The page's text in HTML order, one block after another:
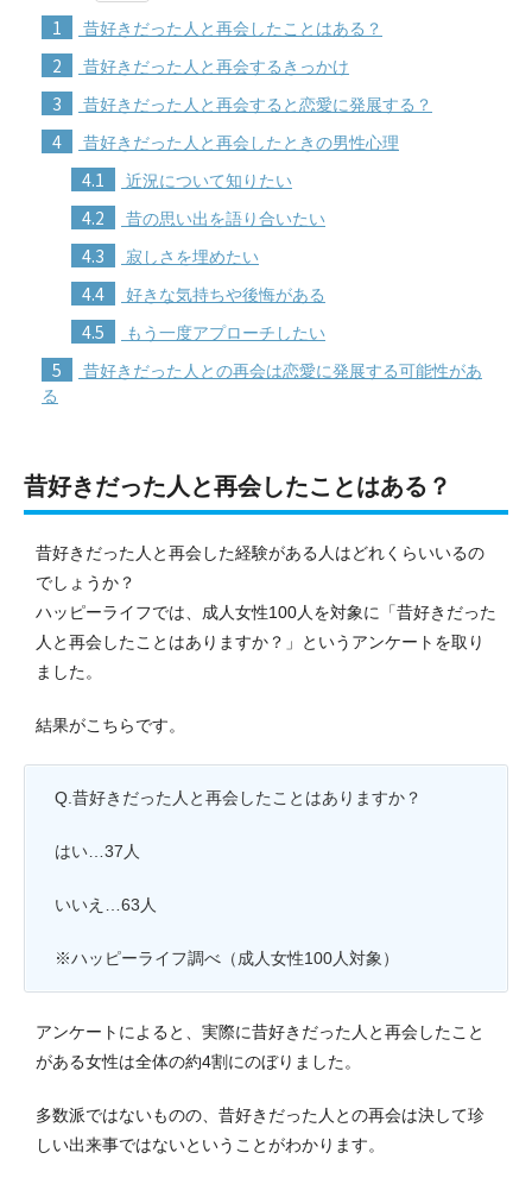
1 昔好きだった人と再会したことはある？
2 昔好きだった人と再会するきっかけ
3 昔好きだった人と再会すると恋愛に発展する？
4 昔好きだった人と再会したときの男性心理
4.1 近況について知りたい
4.2 昔の思い出を語り合いたい
4.3 寂しさを埋めたい
4.4 好きな気持ちや後悔がある
4.5 もう一度アプローチしたい
5
昔好きだった人との再会は恋愛に発展する可能性があ
る
昔好きだった人と再会したことはある？
昔好きだった人と再会した経験がある人はどれくらいいるの
でしょうか？
ハッピーライフでは、成人女性100人を対象に「昔好きだった
人と再会したことはありますか？」というアンケートを取り
ました。
結果がこちらです。
Q.昔好きだった人と再会したことはありますか？
はい…37人
いいえ…63人
※ハッピーライフ調べ（成人女性100人対象）
アンケートによると、実際に昔好きだった人と再会したこと
がある女性は全体の約4割にのぼりました。
多数派ではないものの、昔好きだった人との再会は決して珍
しい出来事ではないということがわかります。